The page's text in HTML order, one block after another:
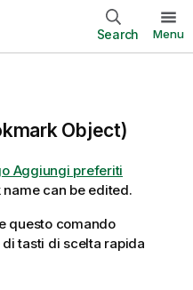
Search Menu
Object)
Aggiungi preferiti
can be edited.
questo comando
tasti di scelta rapida